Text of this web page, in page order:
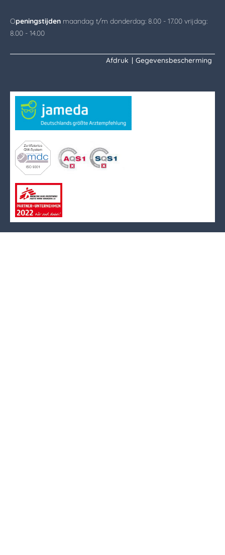
Openingstijden maandag t/m donderdag: 8.00 - 17.00 vrijdag:
8.00 - 14.00
Afdruk | Gegevensbescherming